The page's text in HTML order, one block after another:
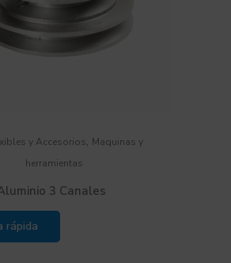
y Accesorios, Maquinas y
herramientas
3 Canales
rápida